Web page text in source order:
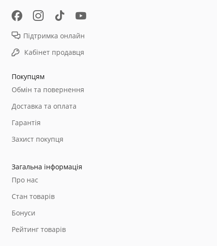
Покупцям
Обмін та повернення
Доставка та оплата
Гарантія
Захист покупця
Загальна інформація
Про нас
Стан товарів
Бонуси
Рейтинг товарів
Підтримка онлайн
Кабінет продавця